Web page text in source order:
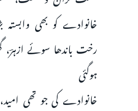
خانوادے کو بھی
رخت باندھا سوئے
ہوگئی
خانوادے کی جو تھی